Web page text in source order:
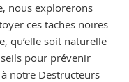
nous explorerons
ces taches noires
qu’elle soit naturelle
pour prévenir
notre Destructeurs